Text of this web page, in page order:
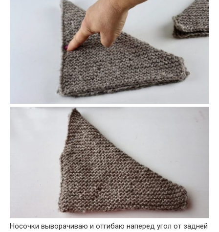
Носочки выворачиваю и отгибаю наперед угол от задней